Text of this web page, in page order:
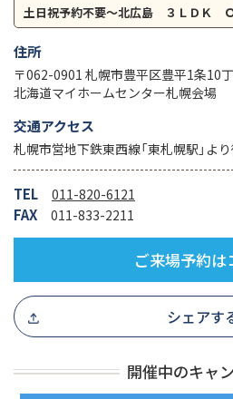
住所
〒062-0901 札幌市豊平区豊平1条10
北海道マイホームセンター札幌会場
交通アクセス
札幌市営地下鉄東西線「東札幌駅」よ
TEL 011-820-6121
FAX 011-833-2211
ご来場予約は
シェアす
土日祝予約不要～北広島 ３ＬＤＫ
開催中のキャ